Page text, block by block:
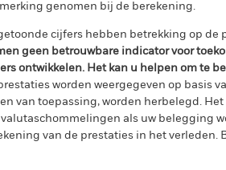
genomen bij de berekening.
cijfers hebben betrekking op de
geen betrouwbare indicator voor
ontwikkelen. Het kan u helpen om te
worden weergegeven op basis
van toepassing, worden herbelegd.
als uw belegging
van de prestaties in het verleden.